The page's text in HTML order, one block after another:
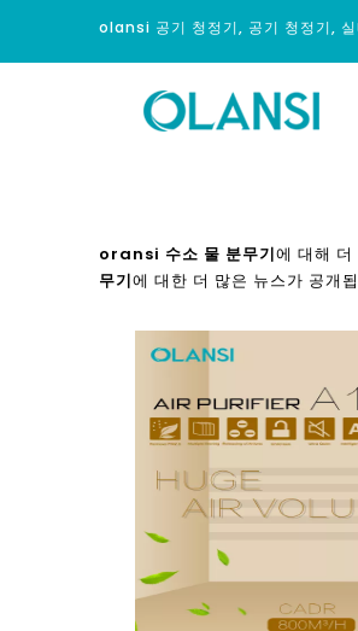
olansi 공기 청정기, 공기 청정기,
oransi 수소 물 분무기에 대해
무기에 대한 더 많은 뉴스가 공개